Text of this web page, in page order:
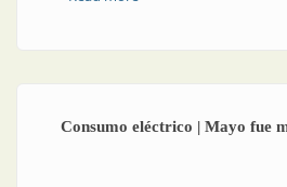
Consumo eléctrico | Mayo fue